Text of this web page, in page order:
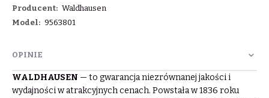
Więcej
informacji
Waldhausen
9563801
OPINIE
WALDHAUSEN — to gwarancja niezrównanej jakości i
wydajności w atrakcyjnych cenach. Powstała w 1836 roku